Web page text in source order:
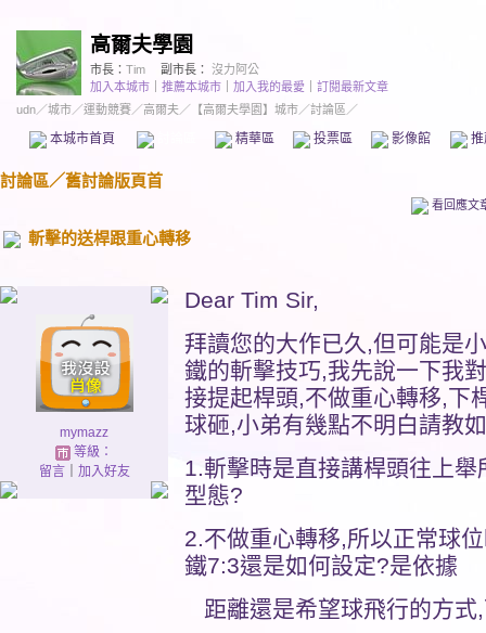
高爾夫學園
市長： Tim 副市長： 沒力阿公
加入本城市
推薦本城市 加入我的最愛
訂閱最新文章
udn／城市／運動競賽／高爾夫／ 【高爾夫學園】城市／討論區／
本城市首頁 精華區 投票區 影像館
討論區／舊討論版頁首
看回應文
斬擊的送桿跟重心轉移
mymazz
等級：
留言｜ 加入好友
Dear Tim Sir,
拜讀您的大作已久,但可能是
鐵的斬擊技巧,我先說一下我
接提起桿頭,不做重心轉移,下
球砸,小弟有幾點不明白請教
1.斬擊時是直接講桿頭往上
型態?
2.不做重心轉移,所以正常球
鐵7:3還是如何設定?是依據
距離還是希望球飛行的方式